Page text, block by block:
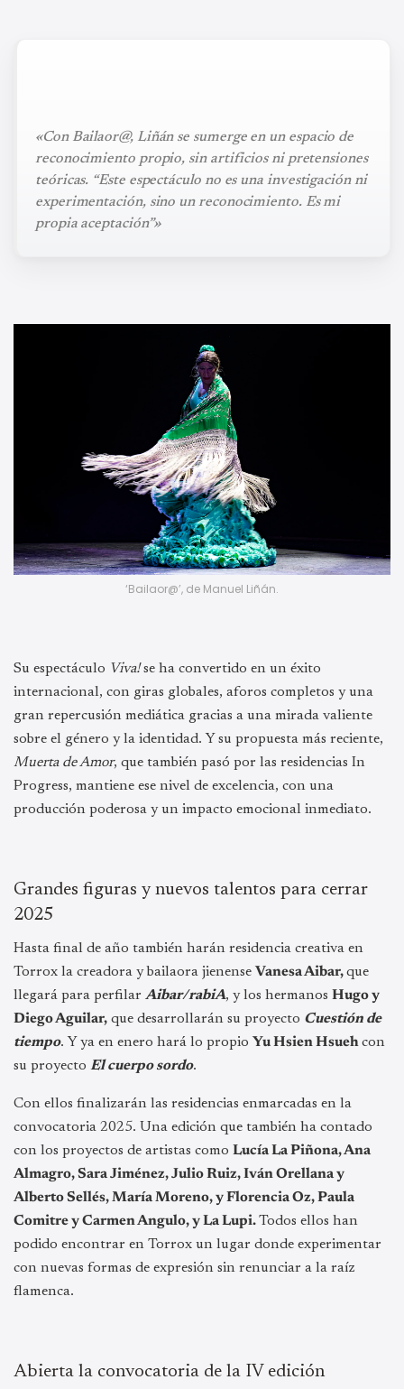
«Con Bailaor@, Liñán se sumerge en un espacio de
reconocimiento propio, sin artificios ni pretensiones
teóricas. “Este espectáculo no es una investigación ni
experimentación, sino un reconocimiento. Es mi
propia aceptación”»
‘Bailaor@’, de Manuel Liñán.
Su espectáculo Viva!se ha convertido en un éxito
internacional, con giras globales, aforos completos y una
gran repercusión mediática gracias a una mirada valiente
sobre el género y la identidad. Y su propuesta más reciente,
Muerta de Amor, que también pasó por las residencias In
Progress, mantiene ese nivel de excelencia, con una
producción poderosa y un impacto emocional inmediato.
Grandes figuras y nuevos talentos para cerrar
2025
Hasta final de año también harán residencia creativa en
Torrox la creadora y bailaora jienense Vanesa Aibar,que
llegará para perfilar Aibar/rabiA, y los hermanos Hugo y
Diego Aguilar, que desarrollarán su proyecto Cuestión de
tiempo. Y ya en enero hará lo propio Yu Hsien Hsuehcon
su proyecto El cuerpo sordo.
Con ellos finalizarán las residencias enmarcadas en la
convocatoria 2025. Una edición que también ha contado
con los proyectos de artistas como Lucía La Piñona, Ana
Almagro, Sara Jiménez, Julio Ruiz, Iván Orellana y
Alberto Sellés, María Moreno, y Florencia Oz, Paula
Comitre y Carmen Angulo, y La Lupi.Todos ellos han
podido encontrar en Torrox un lugar donde experimentar
con nuevas formas de expresión sin renunciar a la raíz
flamenca.
Abierta la convocatoria de la IV edición